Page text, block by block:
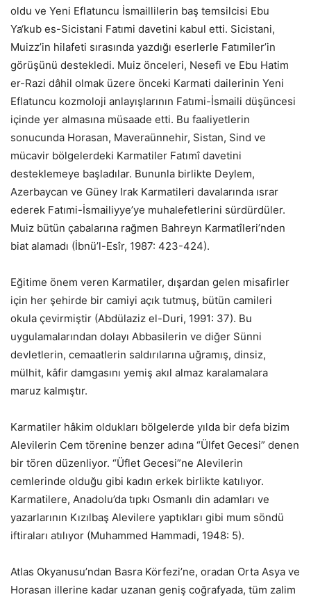
oldu ve Yeni Eflatuncu İsmaillilerin baş temsilcisi Ebu
Ya‘kub es-Sicistani Fatımi davetini kabul etti. Sicistani,
Muizz’in hilafeti sırasında yazdığı eserlerle Fatımiler’in
görüşünü destekledi. Muiz önceleri, Nesefi ve Ebu Hatim
er-Razi dâhil olmak üzere önceki Karmati dailerinin Yeni
Eflatuncu kozmoloji anlayışlarının Fatımi-İsmaili düşüncesi
içinde yer almasına müsaade etti. Bu faaliyetlerin
sonucunda Horasan, Maveraünnehir, Sistan, Sind ve
mücavir bölgelerdeki Karmatiler Fatımî davetini
desteklemeye başladılar. Bununla birlikte Deylem,
Azerbaycan ve Güney Irak Karmatileri davalarında ısrar
ederek Fatımi-İsmailiyye’ye muhalefetlerini sürdürdüler.
Muiz bütün çabalarına rağmen Bahreyn Karmatîleri’nden
biat alamadı (İbnü’l-Esîr, 1987: 423-424).
Eğitime önem veren Karmatiler, dışardan gelen misafirler
için her şehirde bir camiyi açık tutmuş, bütün camileri
okula çevirmiştir (Abdülaziz el-Duri, 1991: 37). Bu
uygulamalarından dolayı Abbasilerin ve diğer Sünni
devletlerin, cemaatlerin saldırılarına uğramış, dinsiz,
mülhit, kâfir damgasını yemiş akıl almaz karalamalara
maruz kalmıştır.
Karmatiler hâkim oldukları bölgelerde yılda bir defa bizim
Alevilerin Cem törenine benzer adına “Ülfet Gecesi” denen
bir tören düzenliyor. “Üflet Gecesi”ne Alevilerin
cemlerinde olduğu gibi kadın erkek birlikte katılıyor.
Karmatilere, Anadolu’da tıpkı Osmanlı din adamları ve
yazarlarının Kızılbaş Alevilere yaptıkları gibi mum söndü
iftiraları atılıyor (Muhammed Hammadi, 1948: 5).
Atlas Okyanusu’ndan Basra Körfezi’ne, oradan Orta Asya ve
Horasan illerine kadar uzanan geniş coğrafyada, tüm zalim